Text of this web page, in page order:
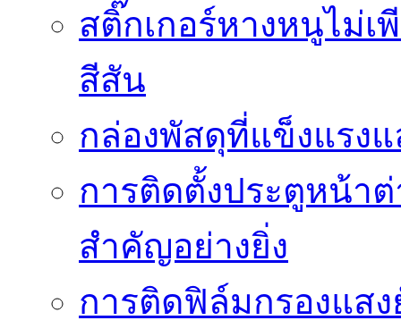
สติ๊กเกอร์หางหนูไม่เ
สีสัน
กล่องพัสดุที่แข็งแรง
การติดตั้งประตูหน้า
สำคัญอย่างยิ่ง
การติดฟิล์มกรองแสง